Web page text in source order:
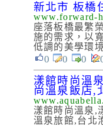
新北市 板橋
www.forward-
座落板橋最繁
施的需求，以
低調的美學環
0 0 0
漾館時尚溫
尚溫泉飯店,
漾館時尚溫泉,
溫泉旅館,台北